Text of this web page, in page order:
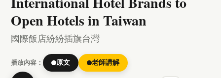
Open Hotels in Taiwan
國際飯店紛紛插旗台灣
播放內容： 原文 老師講解